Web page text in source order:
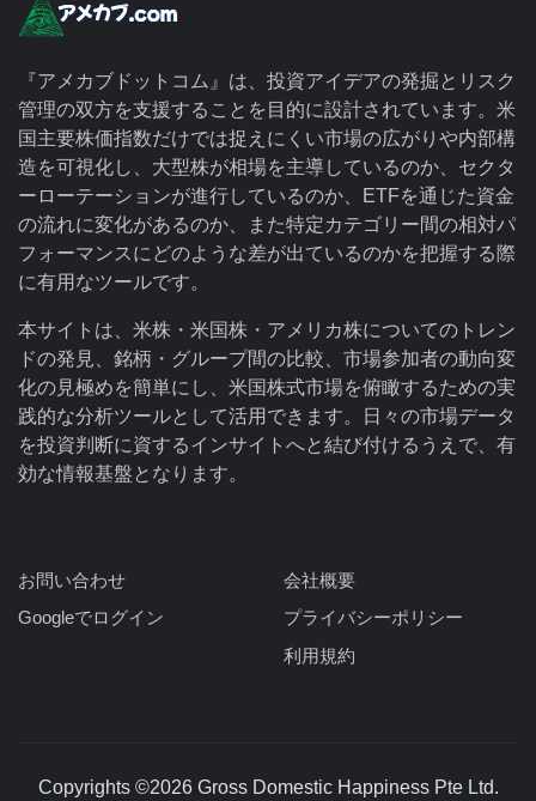
『アメカブドットコム』は、投資アイデアの発掘とリスク
管理の双方を支援することを目的に設計されています。米
国主要株価指数だけでは捉えにくい市場の広がりや内部構
造を可視化し、大型株が相場を主導しているのか、セクタ
ーローテーションが進行しているのか、ETFを通じた資金
の流れに変化があるのか、また特定カテゴリー間の相対パ
フォーマンスにどのような差が出ているのかを把握する際
に有用なツールです。
本サイトは、米株・米国株・アメリカ株についてのトレン
ドの発見、銘柄・グループ間の比較、市場参加者の動向変
化の見極めを簡単にし、米国株式市場を俯瞰するための実
践的な分析ツールとして活用できます。日々の市場データ
を投資判断に資するインサイトへと結び付けるうえで、有
効な情報基盤となります。
お問い合わせ
Googleでログイン
会社概要
プライバシーポリシー
利用規約
Copyrights ©2026 Gross Domestic Happiness Pte Ltd.